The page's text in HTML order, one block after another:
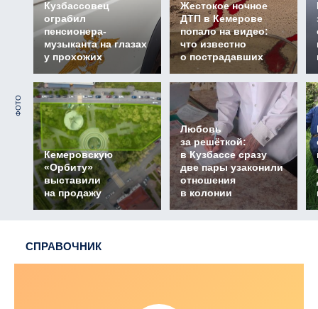
Кузбассовец
ограбил
пенсионера-
музыканта на глазах
у прохожих
Жестокое ночное
ДТП в Кемерове
попало на видео:
что известно
о пострадавших
ФОТО
Кемеровскую
«Орбиту»
выставили
на продажу
Любовь
за решёткой:
в Кузбассе сразу
две пары узаконили
отношения
в колонии
СПРАВОЧНИК